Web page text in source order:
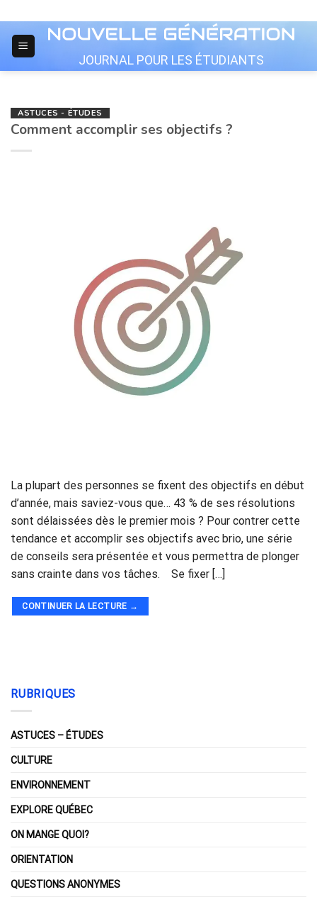
to
content
JOURNAL POUR LES ÉTUDIANTS
ASTUCES - ÉTUDES
Comment accomplir ses objectifs ?
La plupart des personnes se fixent des objectifs en début
d’année, mais saviez-vous que… 43 % de ses résolutions
sont délaissées dès le premier mois ? Pour contrer cette
tendance et accomplir ses objectifs avec brio, une série
de conseils sera présentée et vous permettra de plonger
sans crainte dans vos tâches. Se fixer […]
CONTINUER LA LECTURE →
RUBRIQUES
ASTUCES – ÉTUDES
CULTURE
ENVIRONNEMENT
EXPLORE QUÉBEC
ON MANGE QUOI?
ORIENTATION
QUESTIONS ANONYMES